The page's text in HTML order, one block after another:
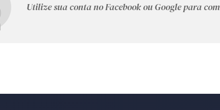
Utilize sua conta no Facebook ou Google para